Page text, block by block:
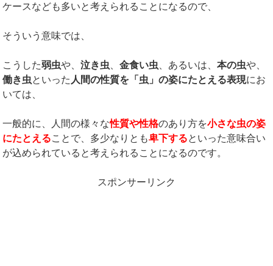
ケースなども多いと考えられることになるので、
そういう意味では、
こうした弱虫や、泣き虫 、金食い虫 、あるいは、本の虫や、
働き虫といった 人間の性質を「虫」の姿にたとえる表現にお
いては、
一般的に、人間の様々な性質や性格のあり方を小さな虫の姿
にたとえることで、多少なりとも卑下するといった意味合い
が込められていると考えられることになるのです。
スポンサーリンク